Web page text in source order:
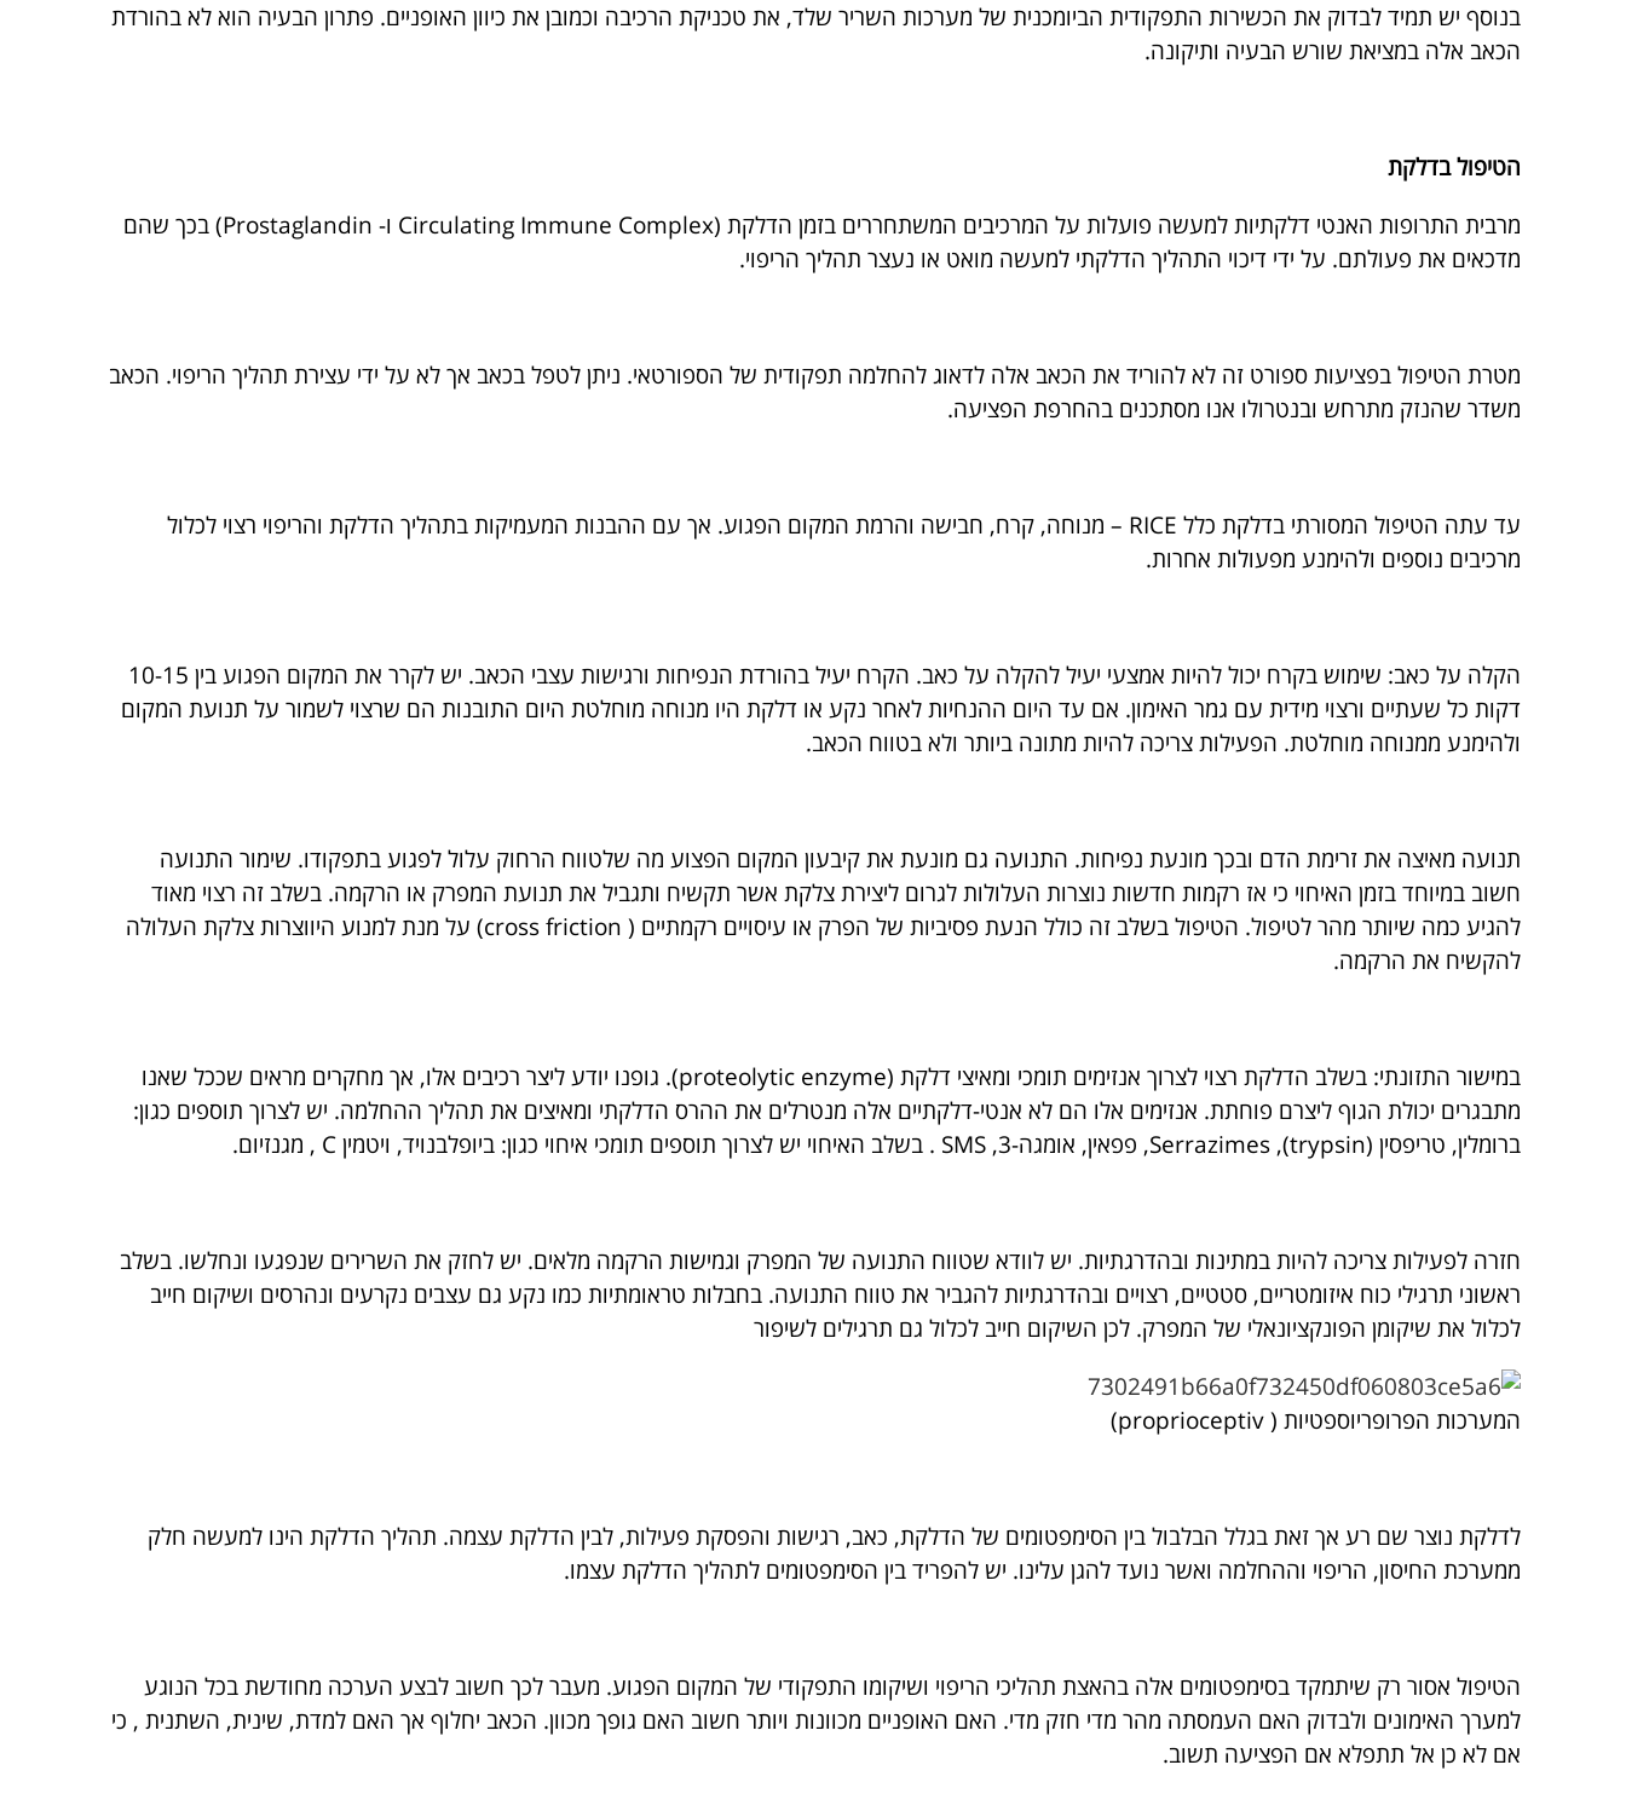
בנוסף יש תמיד לבדוק את הכשירות התפקודית הביומכנית של מערכות השריר שלד, את טכניקת הרכיבה וכמובן את כיוון האופניים. פתרון הבעיה הוא לא בהורדת
הכאב אלה במציאת שורש הבעיה ותיקונה.
הטיפול בדלקת
מרבית התרופות האנטי דלקתיות למעשה פועלות על המרכיבים המשתחררים בזמן הדלקת (Circulating Immune Complex ו- Prostaglandin) בכך שהם
מדכאים את פעולתם. על ידי דיכוי התהליך הדלקתי למעשה מואט או נעצר תהליך הריפוי.
מטרת הטיפול בפציעות ספורט זה לא להוריד את הכאב אלה לדאוג להחלמה תפקודית של הספורטאי. ניתן לטפל בכאב אך לא על ידי עצירת תהליך הריפוי. הכאב
משדר שהנזק מתרחש ובנטרולו אנו מסתכנים בהחרפת הפציעה.
עד עתה הטיפול המסורתי בדלקת כלל RICE – מנוחה, קרח, חבישה והרמת המקום הפגוע. אך עם ההבנות המעמיקות בתהליך הדלקת והריפוי רצוי לכלול
מרכיבים נוספים ולהימנע מפעולות אחרות.
הקלה על כאב: שימוש בקרח יכול להיות אמצעי יעיל להקלה על כאב. הקרח יעיל בהורדת הנפיחות ורגישות עצבי הכאב. יש לקרר את המקום הפגוע בין 10-15
דקות כל שעתיים ורצוי מידית עם גמר האימון. אם עד היום ההנחיות לאחר נקע או דלקת היו מנוחה מוחלטת היום התובנות הם שרצוי לשמור על תנועת המקום
ולהימנע ממנוחה מוחלטת. הפעילות צריכה להיות מתונה ביותר ולא בטווח הכאב.
תנועה מאיצה את זרימת הדם ובכך מונעת נפיחות. התנועה גם מונעת את קיבעון המקום הפצוע מה שלטווח הרחוק עלול לפגוע בתפקודו. שימור התנועה
חשוב במיוחד בזמן האיחוי כי אז רקמות חדשות נוצרות העלולות לגרום ליצירת צלקת אשר תקשיח ותגביל את תנועת המפרק או הרקמה. בשלב זה רצוי מאוד
להגיע כמה שיותר מהר לטיפול. הטיפול בשלב זה כולל הנעת פסיביות של הפרק או עיסויים רקמתיים ( cross friction) על מנת למנוע היווצרות צלקת העלולה
להקשיח את הרקמה.
במישור התזונתי: בשלב הדלקת רצוי לצרוך אנזימים תומכי ומאיצי דלקת (proteolytic enzyme). גופנו יודע ליצר רכיבים אלו, אך מחקרים מראים שככל שאנו
מתבגרים יכולת הגוף ליצרם פוחתת. אנזימים אלו הם לא אנטי-דלקתיים אלה מנטרלים את ההרס הדלקתי ומאיצים את תהליך ההחלמה. יש לצרוך תוספים כגון:
ברומלין, טריפסין (trypsin), Serrazimes, פפאין, אומגה-3, SMS . בשלב האיחוי יש לצרוך תוספים תומכי איחוי כגון: ביופלבנויד, ויטמין C , מגנזיום.
חזרה לפעילות צריכה להיות במתינות ובהדרגתיות. יש לוודא שטווח התנועה של המפרק וגמישות הרקמה מלאים. יש לחזק את השרירים שנפגעו ונחלשו. בשלב
ראשוני תרגילי כוח איזומטריים, סטטיים, רצויים ובהדרגתיות להגביר את טווח התנועה. בחבלות טראומתיות כמו נקע גם עצבים נקרעים ונהרסים ושיקום חייב
לכלול את שיקומן הפונקציונאלי של המפרק. לכן השיקום חייב לכלול גם תרגילים לשיפור
המערכות הפרופריוספטיות ( proprioceptiv)
לדלקת נוצר שם רע אך זאת בגלל הבלבול בין הסימפטומים של הדלקת, כאב, רגישות והפסקת פעילות, לבין הדלקת עצמה. תהליך הדלקת הינו למעשה חלק
ממערכת החיסון, הריפוי וההחלמה ואשר נועד להגן עלינו. יש להפריד בין הסימפטומים לתהליך הדלקת עצמו.
הטיפול אסור רק שיתמקד בסימפטומים אלה בהאצת תהליכי הריפוי ושיקומו התפקודי של המקום הפגוע. מעבר לכך חשוב לבצע הערכה מחודשת בכל הנוגע
למערך האימונים ולבדוק האם העמסתה מהר מדי חזק מדי. האם האופניים מכוונות ויותר חשוב האם גופך מכוון. הכאב יחלוף אך האם למדת, שינית, השתנית , כי
אם לא כן אל תתפלא אם הפציעה תשוב.